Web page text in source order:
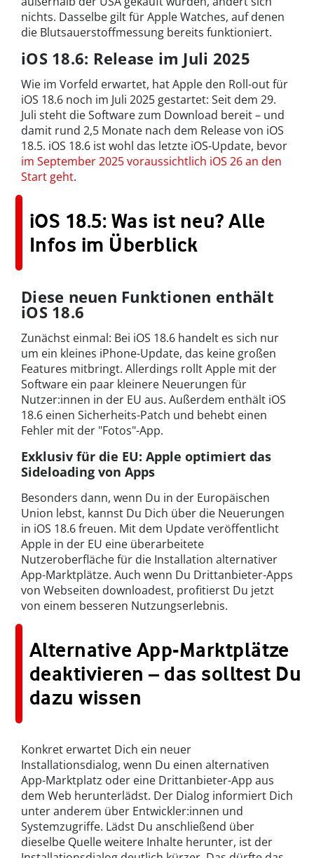
nichts. Dasselbe gilt für Apple Watches, auf denen
die Blutsauerstoffmessung bereits funktioniert.
iOS 18.6: Release im Juli 2025
Wie im Vorfeld erwartet, hat Apple den Roll-out für
iOS 18.6 noch im Juli 2025 gestartet: Seit dem 29.
Juli steht die Software zum Download bereit – und
damit rund 2,5 Monate nach dem Release von iOS
18.5. iOS 18.6 ist wohl das letzte iOS-Update, bevor
im September 2025 voraussichtlich iOS 26 an den
Start geht.
iOS 18.5: Was ist neu? Alle
Infos im Überblick
Diese neuen Funktionen enthält
iOS 18.6
Zunächst einmal: Bei iOS 18.6 handelt es sich nur
um ein kleines iPhone-Update, das keine großen
Features mitbringt. Allerdings rollt Apple mit der
Software ein paar kleinere Neuerungen für
Nutzer:innen in der EU aus. Außerdem enthält iOS
18.6 einen Sicherheits-Patch und behebt einen
Fehler mit der "Fotos"-App.
Exklusiv für die EU: Apple optimiert das
Sideloading von Apps
Besonders dann, wenn Du in der Europäischen
Union lebst, kannst Du Dich über die Neuerungen
in iOS 18.6 freuen. Mit dem Update veröffentlicht
Apple in der EU eine überarbeitete
Nutzeroberfläche für die Installation alternativer
App-Marktplätze. Auch wenn Du Drittanbieter-Apps
von Webseiten downloadest, profitierst Du jetzt
von einem besseren Nutzungserlebnis.
Alternative App-Marktplätze
deaktivieren – das solltest Du
dazu wissen
Konkret erwartet Dich ein neuer
Installationsdialog, wenn Du einen alternativen
App-Marktplatz oder eine Drittanbieter-App aus
dem Web herunterlädst. Der Dialog informiert Dich
unter anderem über Entwickler:innen und
Systemzugriffe. Lädst Du anschließend über
dieselbe Quelle weitere Inhalte herunter, ist der